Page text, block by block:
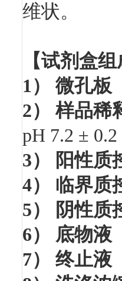
维状。
【试剂盒
1） 微孔板
2） 样品稀
pH 7.2 ± 0.2
3）
阳性质
4） 临界质
5）
阴性质
6） 底物液
7） 终止液